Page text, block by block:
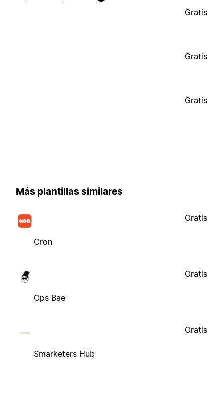
Gratis
Gratis
Gratis
Más plantillas similares
Cron
Gratis
Ops Bae
Gratis
Smarketers Hub
Gratis